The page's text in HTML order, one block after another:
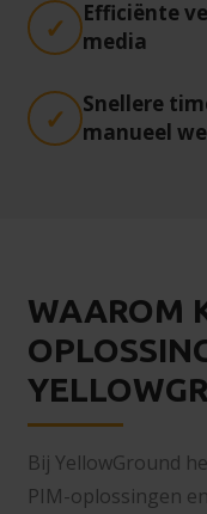
Efficiënte
media
Snellere
manueel
WAAROM
Bij YellowGround
PIM-oplossingen